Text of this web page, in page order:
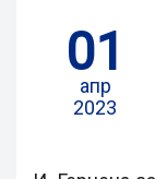
01
апр
2023